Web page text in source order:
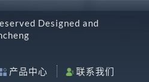
药智通
Designed and
产品中心 联系我们